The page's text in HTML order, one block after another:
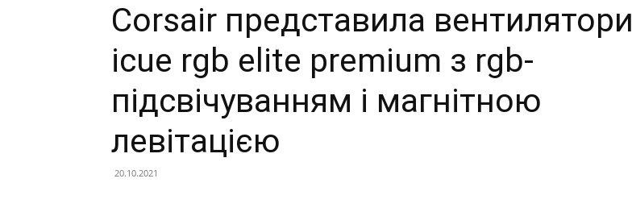
Corsair представила вентилятори
icue rgb elite premium з rgb-
підсвічуванням і магнітною
левітацією
20.10.2021